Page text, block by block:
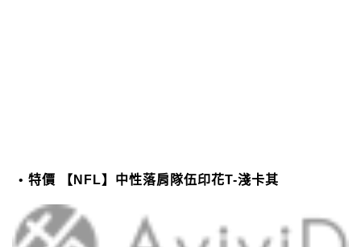
特價 【NFL】中性落肩隊伍印花T-淺卡其